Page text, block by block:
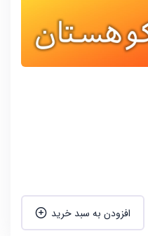
افزودن به سبد خرید